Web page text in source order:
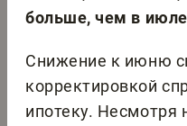
больше, чем в
Снижение к июню
корректировкой
ипотеку. Несмотря